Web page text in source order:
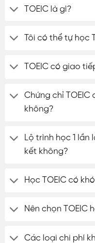
TOEIC là gì?
Tôi có thể tự học
TOEIC có giao
Chứng chỉ
không?
Lộ trình học 1 lần
kết không?
Học TOEIC có
Nên chọn TOEIC
Các loại chi phí